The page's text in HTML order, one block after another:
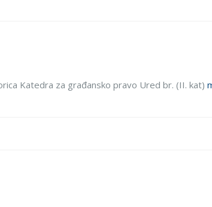
Katedra za građansko pravo Ured br. (II. kat)